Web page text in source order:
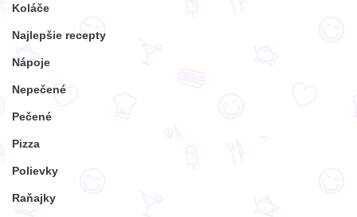
Koláče
Najlepšie recepty
Nápoje
Nepečené
Pečené
Pizza
Polievky
Raňajky